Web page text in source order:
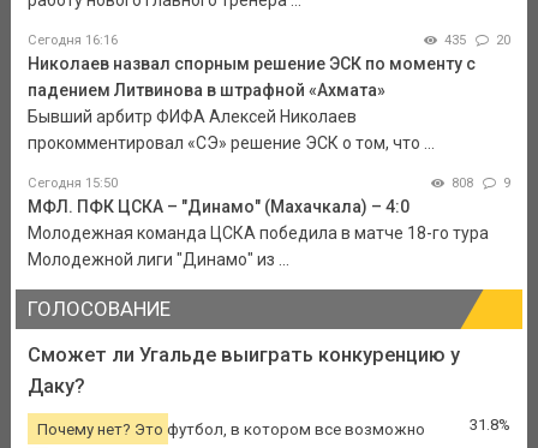
Сегодня 16:16 435 20
Николаев назвал спорным решение ЭСК по моменту с
падением Литвинова в штрафной «Ахмата»
Бывший арбитр ФИФА Алексей Николаев
прокомментировал «СЭ» решение ЭСК о том, что ...
Сегодня 15:50 808 9
МФЛ. ПФК ЦСКА – "Динамо" (Махачкала) – 4:0
Молодежная команда ЦСКА победила в матче 18-го тура
Молодежной лиги "Динамо" из ...
ГОЛОСОВАНИЕ
Сможет ли Угальде выиграть конкуренцию у
Даку?
Почему нет? Это футбол, в котором все возможно 31.8%